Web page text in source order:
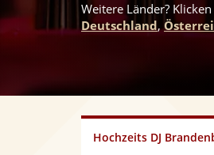
Weitere Länder? Klicken
Deutschland,
Hochzeits DJ